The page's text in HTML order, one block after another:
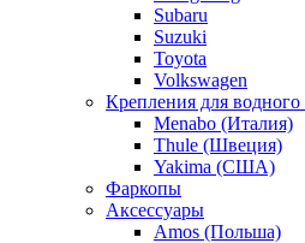
Subaru
Suzuki
Toyota
Volkswagen
Крепления для
Menabo (Италия)
Thule (Швеция)
Yakima (США)
Фаркопы
Аксессуары
Amos (Польша)